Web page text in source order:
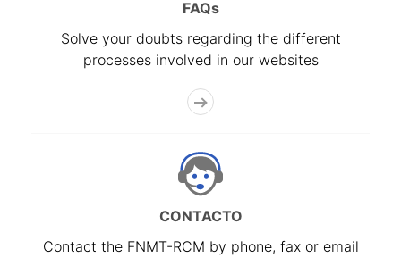
FAQs
Solve your doubts regarding the different
processes involved in our websites
CONTACTO
Contact the FNMT-RCM by phone, fax or email